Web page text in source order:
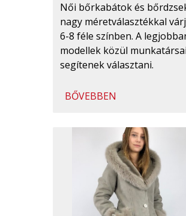
Női bőrkabátok és
nagy méretválasztékkal
6-8 féle színben. A
modellek közül
segítenek választani.
BŐVEBBEN